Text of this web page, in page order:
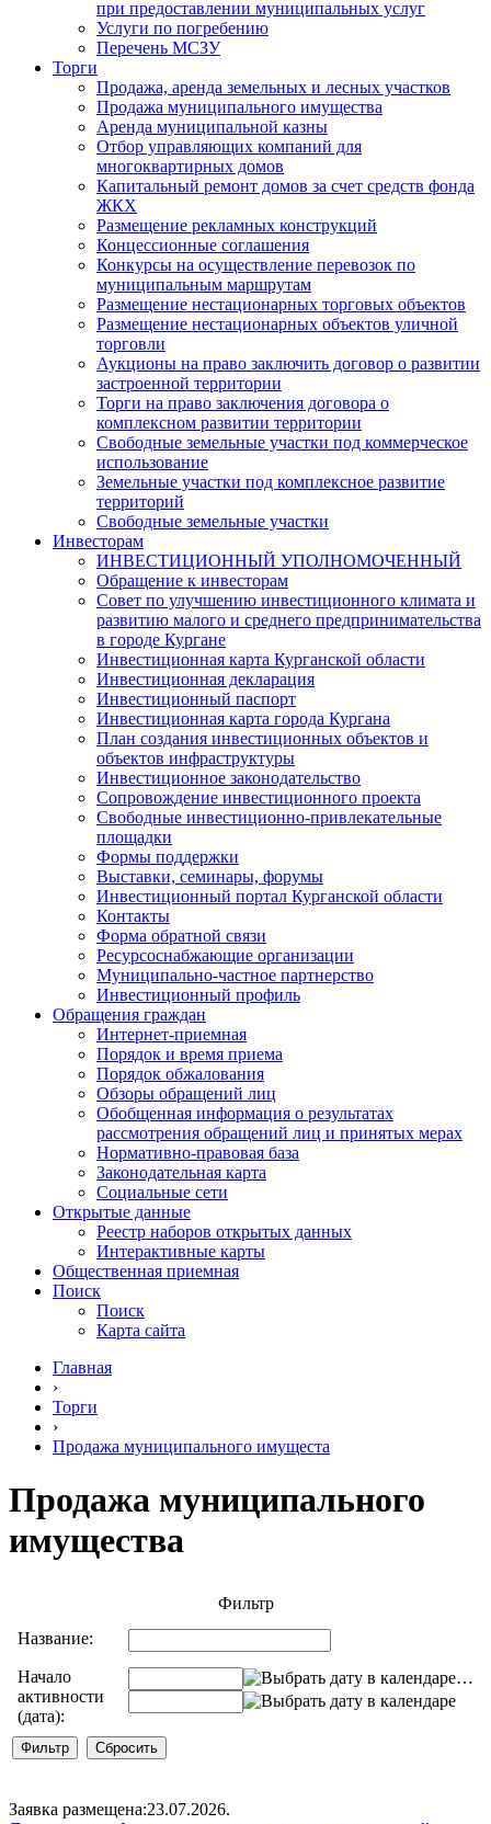
при предоставлении муниципальных услуг
Услуги по погребению
Перечень МСЗУ
Торги
Продажа, аренда земельных и лесных участков
Продажа муниципального имущества
Аренда муниципальной казны
Отбор управляющих компаний для
многоквартирных домов
Капитальный ремонт домов за счет средств фонда
ЖКХ
Размещение рекламных конструкций
Концессионные соглашения
Конкурсы на осуществление перевозок по
муниципальным маршрутам
Размещение нестационарных торговых объектов
Размещение нестационарных объектов уличной
торговли
Аукционы на право заключить договор о развитии
застроенной территории
Торги на право заключения договора о
комплексном развитии территории
Свободные земельные участки под коммерческое
использование
Земельные участки под комплексное развитие
территорий
Свободные земельные участки
Инвесторам
ИНВЕСТИЦИОННЫЙ УПОЛНОМОЧЕННЫЙ
Обращение к инвесторам
Совет по улучшению инвестиционного климата и
развитию малого и среднего предпринимательства
в городе Кургане
Инвестиционная карта Курганской области
Инвестиционная декларация
Инвестиционный паспорт
Инвестиционная карта города Кургана
План создания инвестиционных объектов и
объектов инфраструктуры
Инвестиционное законодательство
Сопровождение инвестиционного проекта
Свободные инвестиционно-привлекательные
площадки
Формы поддержки
Выставки, семинары, форумы
Инвестиционный портал Курганской области
Контакты
Форма обратной связи
Ресурсоснабжающие организации
Муниципально-частное партнерство
Инвестиционный профиль
Обращения граждан
Интернет-приемная
Порядок и время приема
Порядок обжалования
Обзоры обращений лиц
Обобщенная информация о результатах
рассмотрения обращений лиц и принятых мерах
Нормативно-правовая база
Законодательная карта
Социальные сети
Открытые данные
Реестр наборов открытых данных
Интерактивные карты
Общественная приемная
Поиск
Поиск
Карта сайта
Главная
›
Торги
›
Продажа муниципального имущеста
Продажа муниципального
имущества
Фильтр
Название:
Начало
активности
(дата):
…
Заявка размещена:23.07.2026.